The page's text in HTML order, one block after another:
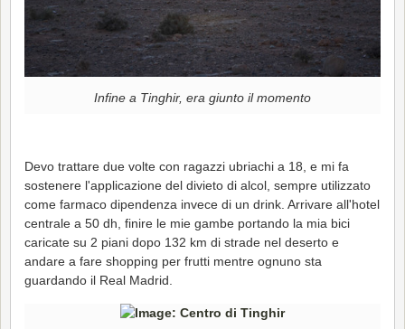
Infine a Tinghir, era giunto il momento
Devo trattare due volte con ragazzi ubriachi a 18, e mi fa
sostenere l'applicazione del divieto di alcol, sempre utilizzato
come farmaco dipendenza invece di un drink. Arrivare all'hotel
centrale a 50 dh, finire le mie gambe portando la mia bici
caricate su 2 piani dopo 132 km di strade nel deserto e
andare a fare shopping per frutti mentre ognuno sta
guardando il Real Madrid.